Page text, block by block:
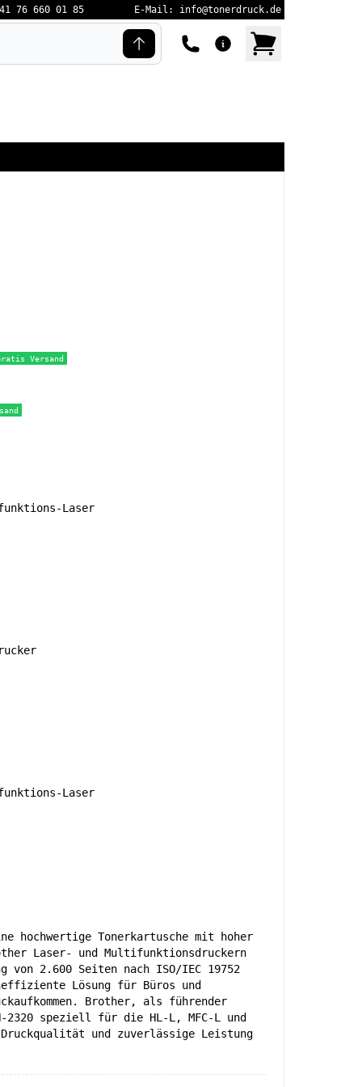
76 660 01 85 E-Mail: info@tonerdruck.de
Versand
Laser
Laser
hochwertige Tonerkartusche mit hoher
Laser- und Multifunktionsdruckern
2.600 Seiten nach ISO/IEC 19752
Lösung für Büros und
Brother, als führender
2320 speziell für die HL-L, MFC-L und
und zuverlässige Leistung